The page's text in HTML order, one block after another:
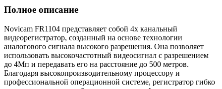
Полное описание
Novicam FR1104 представляет собой 4х канальный
видеорегистратор, созданный на основе технологии
аналогового сигнала высокого разрешения. Она позволяет
использовать высокочастотный видеосигнал с разрешением
до 4Мп и передавать его на расстояние до 500 метров.
Благодаря высокопроизводительному процессору и
профессиональной операционной системе, регистратор гибко